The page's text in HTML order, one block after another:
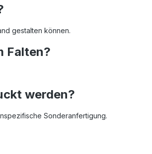
gestalten können.
Falten?
werden?
Sonderanfertigung.